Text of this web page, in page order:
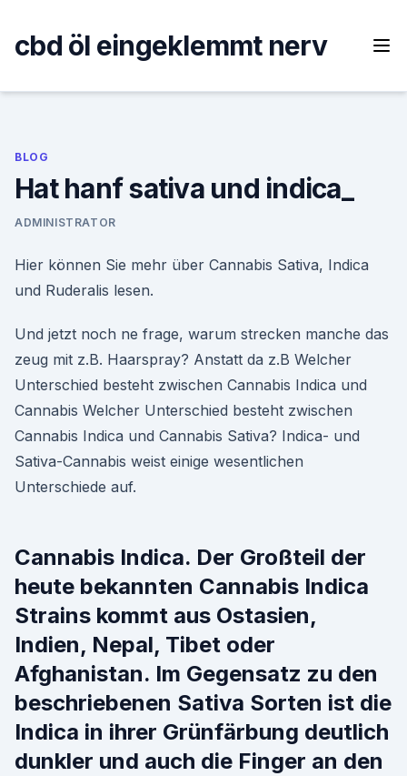
content
cbd öl eingeklemmt nerv
BLOG
Hat hanf sativa und indica_
ADMINISTRATOR
Hier können Sie mehr über Cannabis Sativa, Indica
und Ruderalis lesen.
Und jetzt noch ne frage, warum strecken manche das
zeug mit z.B. Haarspray? Anstatt da z.B Welcher
Unterschied besteht zwischen Cannabis Indica und
Cannabis Welcher Unterschied besteht zwischen
Cannabis Indica und Cannabis Sativa? Indica- und
Sativa-Cannabis weist einige wesentlichen
Unterschiede auf.
Cannabis Indica. Der Großteil der
heute bekannten Cannabis Indica
Strains kommt aus Ostasien,
Indien, Nepal, Tibet oder
Afghanistan. Im Gegensatz zu den
beschriebenen Sativa Sorten ist die
Indica in ihrer Grünfärbung deutlich
dunkler und auch die Finger an den